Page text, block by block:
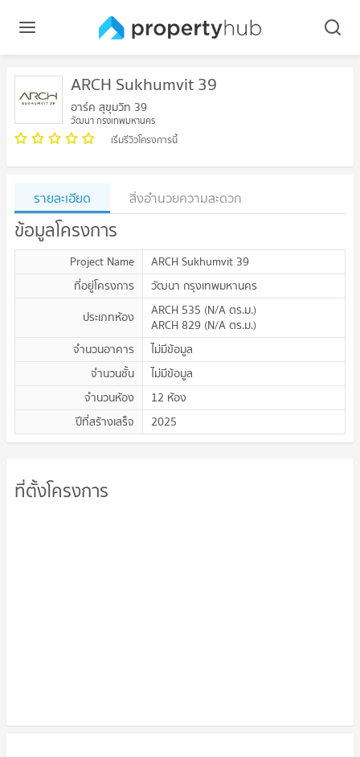
ARCH Sukhumvit 39
อาร์ค สุขุมวิท 39
วัฒนา กรุงเทพมหานคร
เริ่มรีวิวโครงการนี้
รายละเอียด สิ่งอำนวยความสะดวก
ข้อมูลโครงการ
Project Name
ARCH Sukhumvit 39
ที่อยู่โครงการ
วัฒนา กรุงเทพมหานคร
ประเภทห้อง
ARCH 535 (N/Aตร.ม.)
ARCH 829 (N/Aตร.ม.)
จำนวนอาคาร
ไม่มีข้อมูล
จำนวนชั้น
ไม่มีข้อมูล
จำนวนห้อง
12 ห้อง
ปีที่สร้างเสร็จ
2025
ที่ตั้งโครงการ